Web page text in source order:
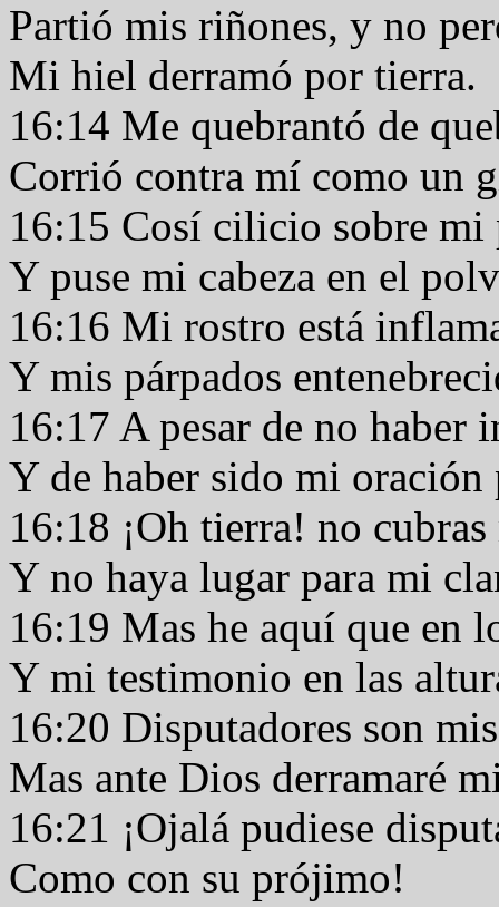
Partió mis riñones, y no
Mi hiel derramó por tierra.
16:14 Me quebrantó de
Corrió contra mí como un
16:15 Cosí cilicio sobre
Y puse mi cabeza en el
16:16 Mi rostro está
Y mis párpados
16:17 A pesar de no
Y de haber sido mi
16:18 ¡Oh tierra! no
Y no haya lugar para mi
16:19 Mas he aquí que en
Y mi testimonio en las
16:20 Disputadores son
Mas ante Dios derramaré
16:21 ¡Ojalá pudiese
Como con su prójimo!